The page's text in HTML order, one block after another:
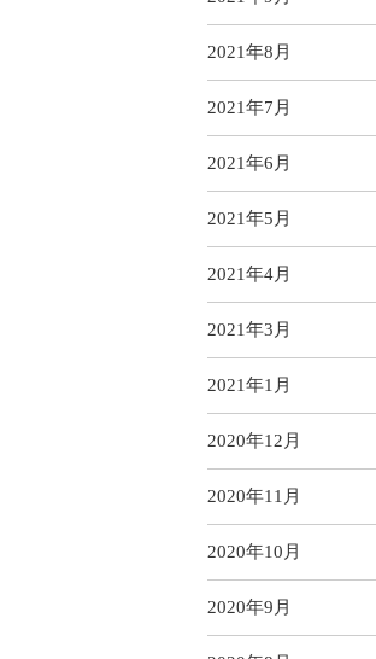
2021年8月
2021年7月
2021年6月
2021年5月
2021年4月
2021年3月
2021年1月
2020年12月
2020年11月
2020年10月
2020年9月